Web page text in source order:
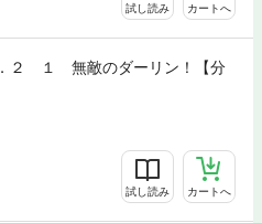
試し読み カートへ
２ １ 無敵のダーリン！【分
試し読み カートへ